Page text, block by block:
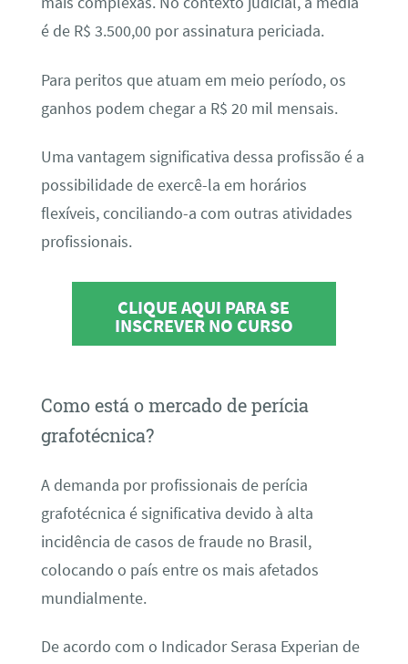
é de R$ 3.500,00 por assinatura periciada.
Para peritos que atuam em meio período, os
ganhos podem chegar a R$ 20 mil mensais.
Uma vantagem significativa dessa profissão é a
possibilidade de exercê-la em horários
flexíveis, conciliando-a com outras atividades
profissionais.
CLIQUE AQUI PARA SE
INSCREVER NO CURSO
Como está o mercado de perícia
grafotécnica?
A demanda por profissionais de perícia
grafotécnica é significativa devido à alta
incidência de casos de fraude no Brasil,
colocando o país entre os mais afetados
mundialmente.
De acordo com o Indicador Serasa Experian de